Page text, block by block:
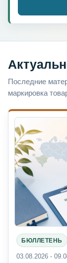
Последние
маркировка
БЮЛЛЕТЕНЬ
03.08.2026 -